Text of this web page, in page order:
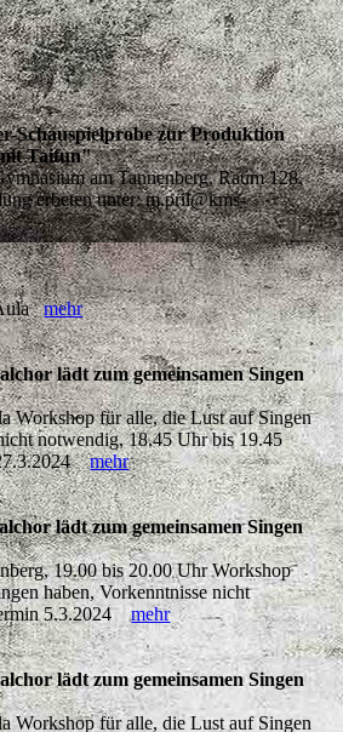
Schauspielprobe zur Produktion
Taifun"
am Tannenberg, Raum 128,
erbeten unter: m.pril@kms-
Aulamehr
lädt zum gemeinsamen Singen
Workshop für alle, die Lust auf Singen
notwendig, 18.45 Uhr bis 19.45
27.3.2024mehr
lädt zum gemeinsamen Singen
19.00 bis 20.00 Uhr Workshop
haben, Vorkenntnisse nicht
5.3.2024mehr
lädt zum gemeinsamen Singen
Workshop für alle, die Lust auf Singen